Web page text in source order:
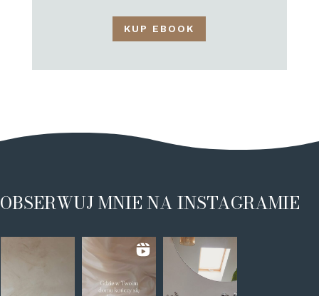
KUP EBOOK
OBSERWUJ MNIE NA INSTAGRAMIE